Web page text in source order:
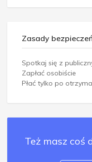
Zasady
Spotkaj się z
Zapłać osobiście
Płać tylko po
Też masz coś